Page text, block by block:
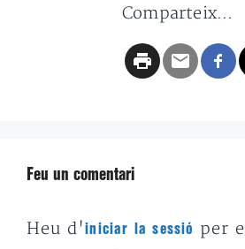
Comparteix...
Feu un comentari
Heu d'iniciar la sessió
per